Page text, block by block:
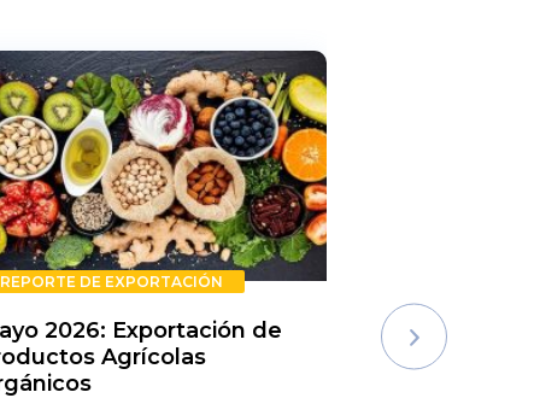
REPORTE DE EXPORTACIÓN
2026: Exportación de
Agrícolas
Rechazos
Semestre